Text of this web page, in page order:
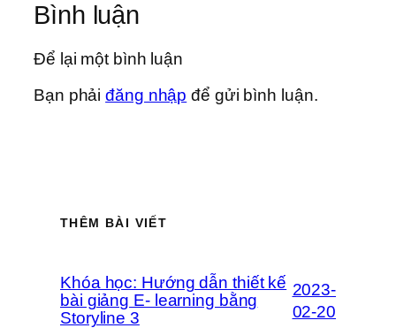
Bình luận
Để lại một bình luận
Bạn phảiđăng nhập để gửi bình luận.
THÊM BÀI VIẾT
Khóa học: Hướng dẫn thiết kế
bài giảng E- learning bằng
Storyline 3
2023-
02-20